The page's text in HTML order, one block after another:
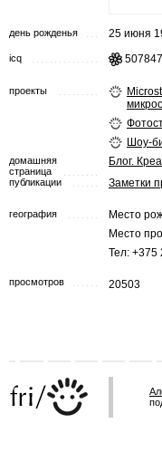
день рожденья 25 июня
icq 507847
проекты
Шоу-
домашняя
страница
Блог.
публикации Заметки
география Место
Место
Тел: +375
просмотров 20503